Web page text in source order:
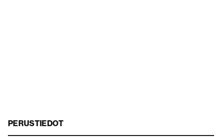
PERUSTIEDOT